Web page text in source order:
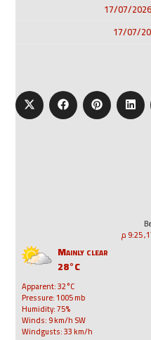
17/07/2026
17/07/
م
Mainly clear
28°C
Apparent: 32°C
Pressure: 1005 mb
Humidity: 75%
Winds: 9 km/h SW
Windgusts: 33 km/h